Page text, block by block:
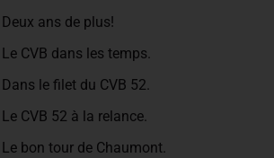
ans de plus!
CVB dans les temps.
le filet du CVB 52.
CVB 52 à la relance.
bon tour de Chaumont.